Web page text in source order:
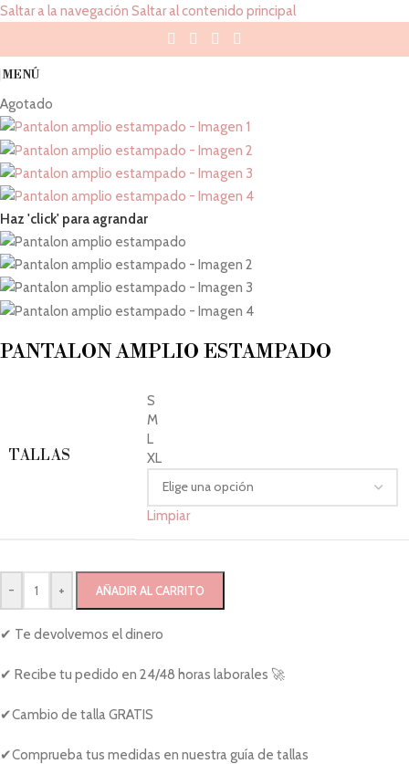
Saltar a la navegación Saltar al contenido principal
MENÚ
Agotado
Haz 'click' para agrandar
PANTALON AMPLIO ESTAMPADO
TALLAS
S
M
L
XL
Limpiar
- + AÑADIR AL CARRITO
✔ Te devolvemos el dinero
✔ Recibe tu pedido en 24/48 horas laborales 🚀
✔Cambio de talla GRATIS
✔Comprueba tus medidas en nuestra guía de tallas